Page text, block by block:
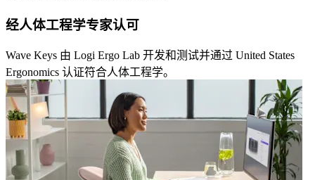
经人体工程学专家认可
Wave Keys 由 Logi Ergo Lab 开发和测试并通过 United States
Ergonomics 认证符合人体工程学。